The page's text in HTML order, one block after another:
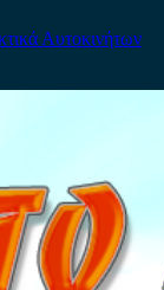
Αυτοκινήτων